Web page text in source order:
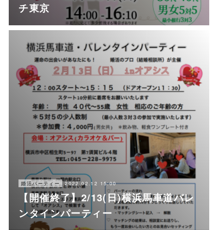
チ東京
婚活パーティー 2022.02.12 15:00
【開催終了】2/13(日)横浜馬車道バレ
ンタインパーティー